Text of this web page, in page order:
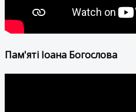
Пам'яті Іоана Богослова